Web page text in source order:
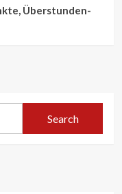
Überstunden-